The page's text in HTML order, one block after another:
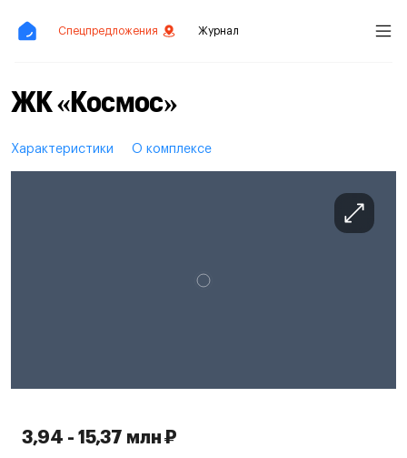
Спецпредложения Журнал
ЖК «Космос»
Характеристики О комплексе
3,94 - 15,37 млн ₽